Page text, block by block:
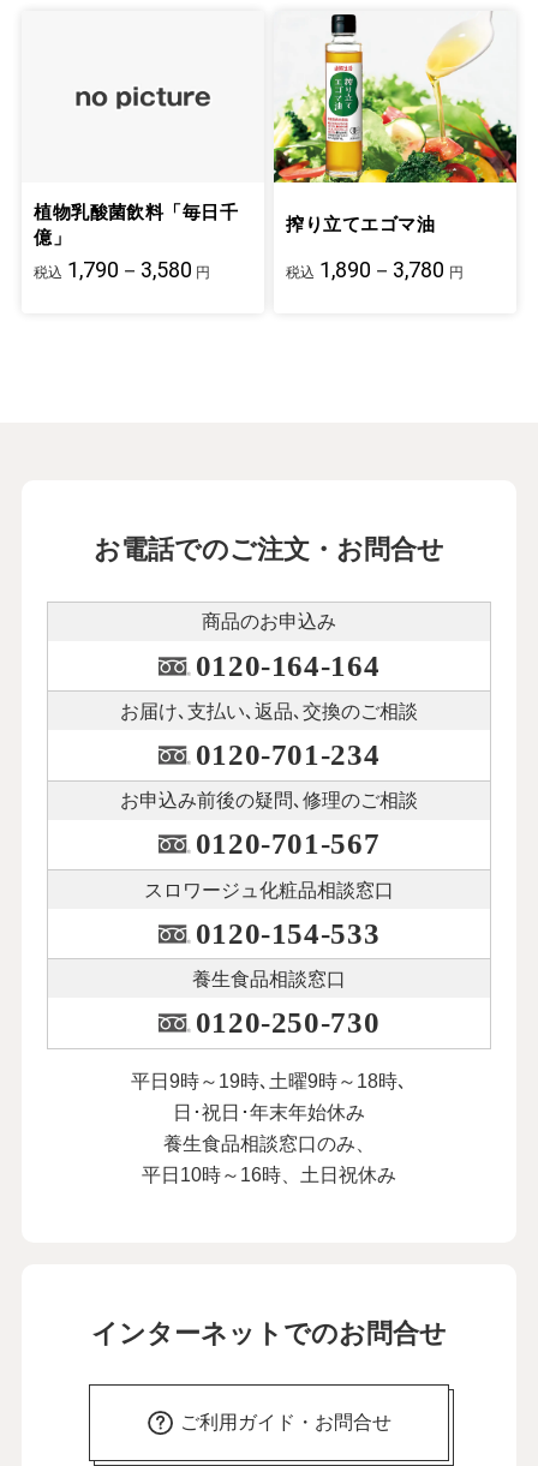
植物乳酸菌飲料「毎日千
億」
税込 1,790－3,580 円
搾り立てエゴマ油
税込 1,890－3,780 円
お電話でのご注文・お問合せ
商品のお申込み
0120-164-164
お届け､支払い､ 返品､交換のご相談
0120-701-234
お申込み前後の疑問､修理のご相談
0120-701-567
スロワージュ化粧品相談窓口
0120-154-533
養生食品相談窓口
0120-250-730
平日9時～19時､土曜9時～18時､
日･祝日･年末年始休み
養生食品相談窓口のみ、
平日10時～16時、土日祝休み
インターネットでのお問合せ
ご利用ガイド・お問合せ